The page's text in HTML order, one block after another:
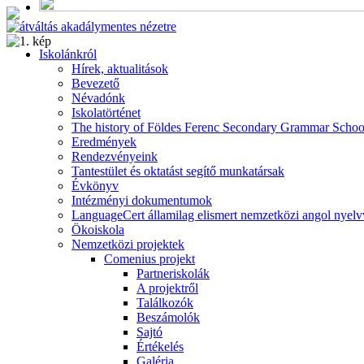
Iskolánkról
Hírek, aktualitások
Bevezető
Névadónk
Iskolatörténet
The history of Földes Ferenc Secondary Grammar
Eredmények
Rendezvényeink
Tantestület és oktatást segítő munkatársak
Évkönyv
Intézményi dokumentumok
LanguageCert államilag elismert nemzetközi angol
Ökoiskola
Nemzetközi projektek
Comenius projekt
Partneriskolák
A projektről
Találkozók
Beszámolók
Sajtó
Értékelés
Galéria
Program